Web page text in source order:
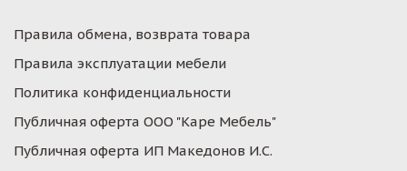
Правила обмена, возврата товара
Правила эксплуатации мебели
Политика конфиденциальности
Публичная оферта ООО "Каре Мебель"
Публичная оферта ИП Македонов И.С.